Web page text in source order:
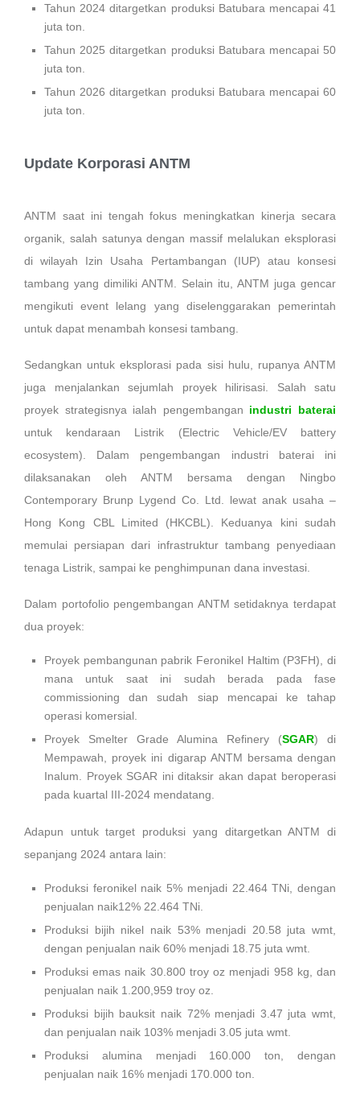
Tahun 2024 ditargetkan produksi Batubara mencapai 41
juta ton.
Tahun 2025 ditargetkan produksi Batubara mencapai 50
juta ton.
Tahun 2026 ditargetkan produksi Batubara mencapai 60
juta ton.
Update Korporasi ANTM
ANTM saat ini tengah fokus meningkatkan kinerja secara
organik, salah satunya dengan massif melalukan eksplorasi
di wilayah Izin Usaha Pertambangan (IUP) atau konsesi
tambang yang dimiliki ANTM. Selain itu, ANTM juga gencar
mengikuti event lelang yang diselenggarakan pemerintah
untuk dapat menambah konsesi tambang.
Sedangkan untuk eksplorasi pada sisi hulu, rupanya ANTM
juga menjalankan sejumlah proyek hilirisasi. Salah satu
proyek strategisnya ialah pengembangan industri baterai
untuk kendaraan Listrik (Electric Vehicle/EV battery
ecosystem). Dalam pengembangan industri baterai ini
dilaksanakan oleh ANTM bersama dengan Ningbo
Contemporary Brunp Lygend Co. Ltd. lewat anak usaha –
Hong Kong CBL Limited (HKCBL). Keduanya kini sudah
memulai persiapan dari infrastruktur tambang penyediaan
tenaga Listrik, sampai ke penghimpunan dana investasi.
Dalam portofolio pengembangan ANTM setidaknya terdapat
dua proyek:
Proyek pembangunan pabrik Feronikel Haltim (P3FH), di
mana untuk saat ini sudah berada pada fase
commissioning dan sudah siap mencapai ke tahap
operasi komersial.
Proyek Smelter Grade Alumina Refinery (SGAR) di
Mempawah, proyek ini digarap ANTM bersama dengan
Inalum. Proyek SGAR ini ditaksir akan dapat beroperasi
pada kuartal III-2024 mendatang.
Adapun untuk target produksi yang ditargetkan ANTM di
sepanjang 2024 antara lain:
Produksi feronikel naik 5% menjadi 22.464 TNi, dengan
penjualan naik12% 22.464 TNi.
Produksi bijih nikel naik 53% menjadi 20.58 juta wmt,
dengan penjualan naik 60% menjadi 18.75 juta wmt.
Produksi emas naik 30.800 troy oz menjadi 958 kg, dan
penjualan naik 1.200,959 troy oz.
Produksi bijih bauksit naik 72% menjadi 3.47 juta wmt,
dan penjualan naik 103% menjadi 3.05 juta wmt.
Produksi alumina menjadi 160.000 ton, dengan
penjualan naik 16% menjadi 170.000 ton.